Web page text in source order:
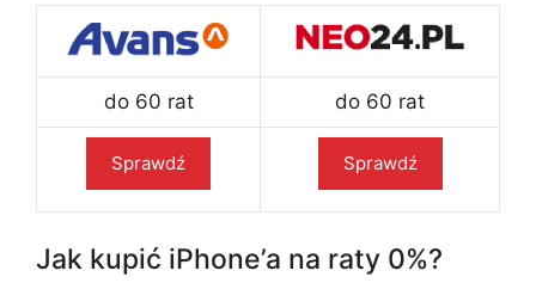
do 60 rat do 60 rat
Sprawdź Sprawdź
Jak kupić iPhone’a na raty 0%?